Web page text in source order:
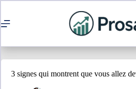
contenu
3 signes qui montrent que vous allez